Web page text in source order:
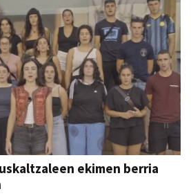
ekimen berria